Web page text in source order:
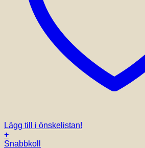
Lägg till i önskelistan!
+
Snabbkoll